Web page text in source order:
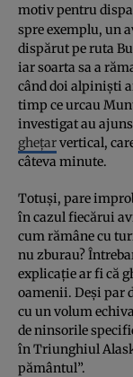
motiv pentru
spre exemplu, un
dispărut pe ruta
iar soarta sa a
când doi alpinişti
timp ce urcau
investigat au
gheţarvertical,
câteva minute.
Totuşi, pare
în cazul fiecărui
cum rămâne cu
nu zburau?
explicaţie ar fi că
oamenii. Deşi par
cu un volum
de ninsorile
în Triunghiul
pământul”.